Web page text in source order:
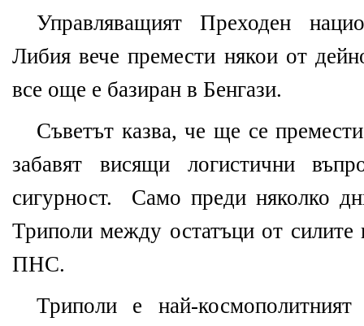
Управляващият Преходен
Либия вече премести някои от
все още е базиран в Бенгази.
Съветът казва, че ще се
забавят висящи логистични
сигурност.
Само преди няколко
Триполи между остатъци от
ПНС.
Триполи е най-